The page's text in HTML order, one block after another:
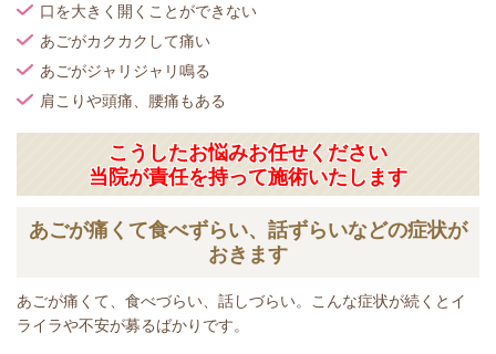
口を大きく開くことができない
あごがカクカクして痛い
あごがジャリジャリ鳴る
肩こりや頭痛、腰痛もある
こうしたお悩みお任せください
当院が責任を持って施術いたします
あごが痛くて食べずらい、話ずらいなどの症状が
おきます
あごが痛くて、食べづらい、話しづらい。こんな症状が続くとイ
ライラや不安が募るばかりです。